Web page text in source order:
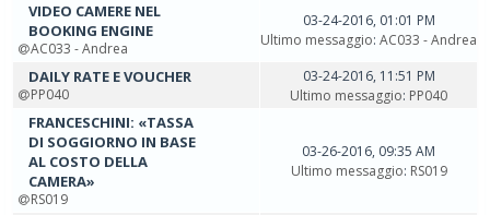
VIDEO CAMERE NEL
BOOKING ENGINE
AC033 - Andrea
03-24-2016, 01:01 PM
Ultimo messaggio: AC033 - Andrea
DAILY RATE E VOUCHER
PP040
03-24-2016, 11:51 PM
Ultimo messaggio: PP040
FRANCESCHINI: «TASSA
DI SOGGIORNO IN BASE
AL COSTO DELLA
CAMERA»
RS019
03-26-2016, 09:35 AM
Ultimo messaggio: RS019